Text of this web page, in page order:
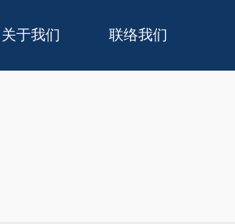
关于我们 联络我们